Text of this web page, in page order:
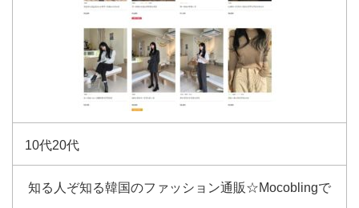
10代20代
知る人ぞ知る韓国のファッション通販☆Mocoblingで